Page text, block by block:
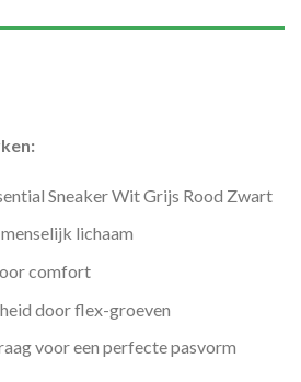
Sneaker Wit Grijs Rood Zwart
lichaam
comfort
door flex-groeven
voor een perfecte pasvorm